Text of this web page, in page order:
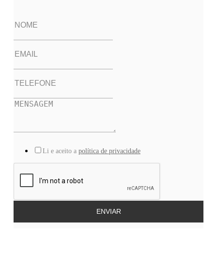
Li e aceito a política de privacidade
ENVIAR